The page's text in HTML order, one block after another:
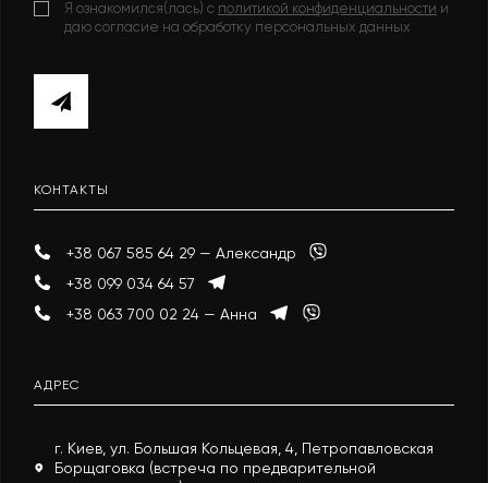
Я ознакомился(лась) с политикой конфиденциальности и
даю согласие на обработку персональных данных
КОНТАКТЫ
+38 067 585 64 29 — Александр
+38 099 034 64 57
+38 063 700 02 24 — Анна
АДРЕС
г. Киев, ул. Большая Кольцевая, 4, Петропавловская
Борщаговка (встреча по предварительной